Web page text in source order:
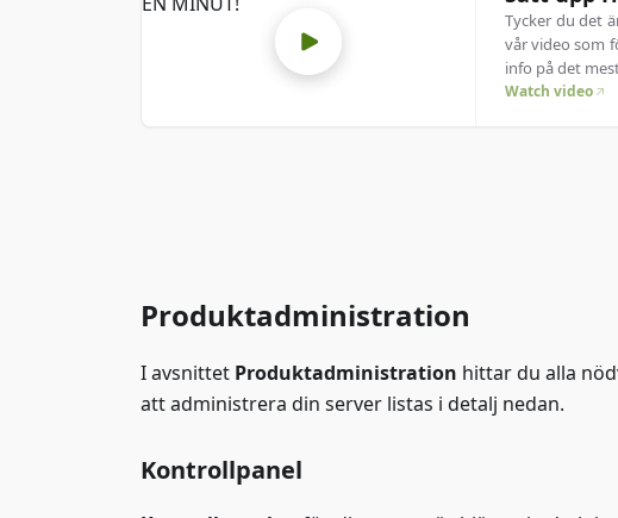
Tycker du det
vår video som
info på det
Watch video
Produktadministration
I avsnittet Produktadministration hittar du alla
att administrera din server listas i detalj nedan.
Kontrollpanel